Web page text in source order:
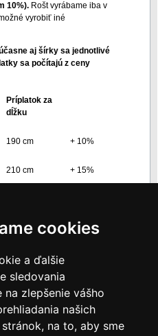
cookies
a ďalšie
sledovania
na zlepšenie vášho
našich
na to, aby sme
10%). Rošt vyrábame iba v
vyrobiť iné
aj šírky sa jednotlivé
sa počítajú z ceny
Príplatok za
dĺžku
190 cm + 10%
210 cm + 15%
roštu, prosím uviesť do
Budeme Vás kontaktovať
rozmeru roštu a tým aj
dreveným rámom
Cena